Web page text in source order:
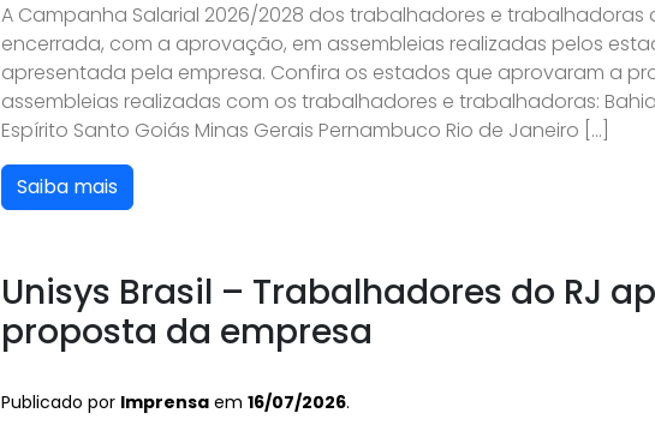
A Campanha Salarial 2026/2028 dos trabalhadores e trabalhadoras
encerrada, com a aprovação, em assembleias realizadas pelos
apresentada pela empresa. Confira os estados que aprovaram a
assembleias realizadas com os trabalhadores e trabalhadoras:
Espírito Santo Goiás Minas Gerais Pernambuco Rio de Janeiro […]
Saiba mais
Unisys Brasil – Trabalhadores do RJ
proposta da empresa
Publicado por Imprensa em 16/07/2026.